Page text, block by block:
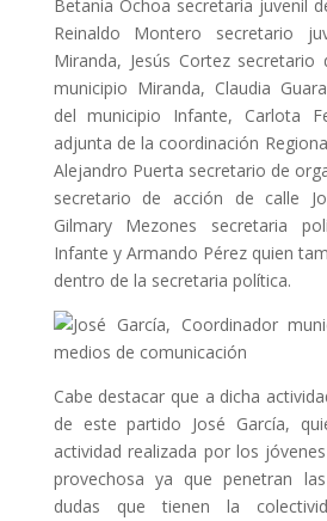
Betania Ochoa secretaria juvenil
Reinaldo Montero secretario
Miranda, Jesús Cortez secretario
municipio Miranda, Claudia
del municipio Infante, Carlota
adjunta de la coordinación
Alejandro Puerta secretario de
secretario de acción de calle
Gilmary Mezones secretaria
Infante y Armando Pérez quien
dentro de la secretaria política.
Cabe destacar que a dicha
de este partido José García,
actividad realizada por los
provechosa ya que penetran
dudas que tienen la